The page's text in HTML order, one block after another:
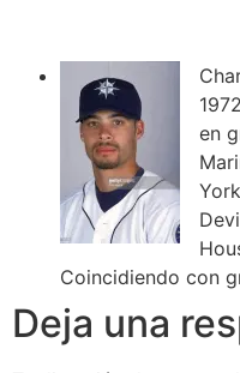
en
Coincidiendo con
Deja una